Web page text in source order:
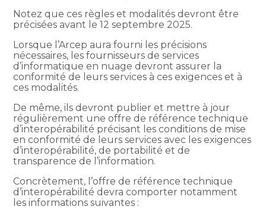
Notez que ces règles et modalités devront être
précisées avant le 12 septembre 2025.
Lorsque l’Arcep aura fourni les précisions
nécessaires, les fournisseurs de services
d’informatique en nuage devront assurer la
conformité de leurs services à ces exigences et à
ces modalités.
De même, ils devront publier et mettre à jour
régulièrement une offre de référence technique
d’interopérabilité précisant les conditions de mise
en conformité de leurs services avec les exigences
d’interopérabilité, de portabilité et de
transparence de l’information.
Concrètement, l’offre de référence technique
d’interopérabilité devra comporter notamment
les informations suivantes :